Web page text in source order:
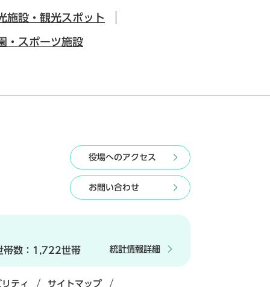
施設・観光スポット
・スポーツ施設
役場へのアクセス
お問い合わせ
帯数： 1,722世帯 統計情報詳細
ティ サイトマップ